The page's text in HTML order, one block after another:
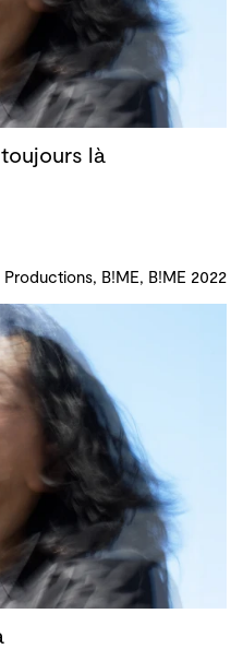
là
Productions, B!ME, B!ME 2022